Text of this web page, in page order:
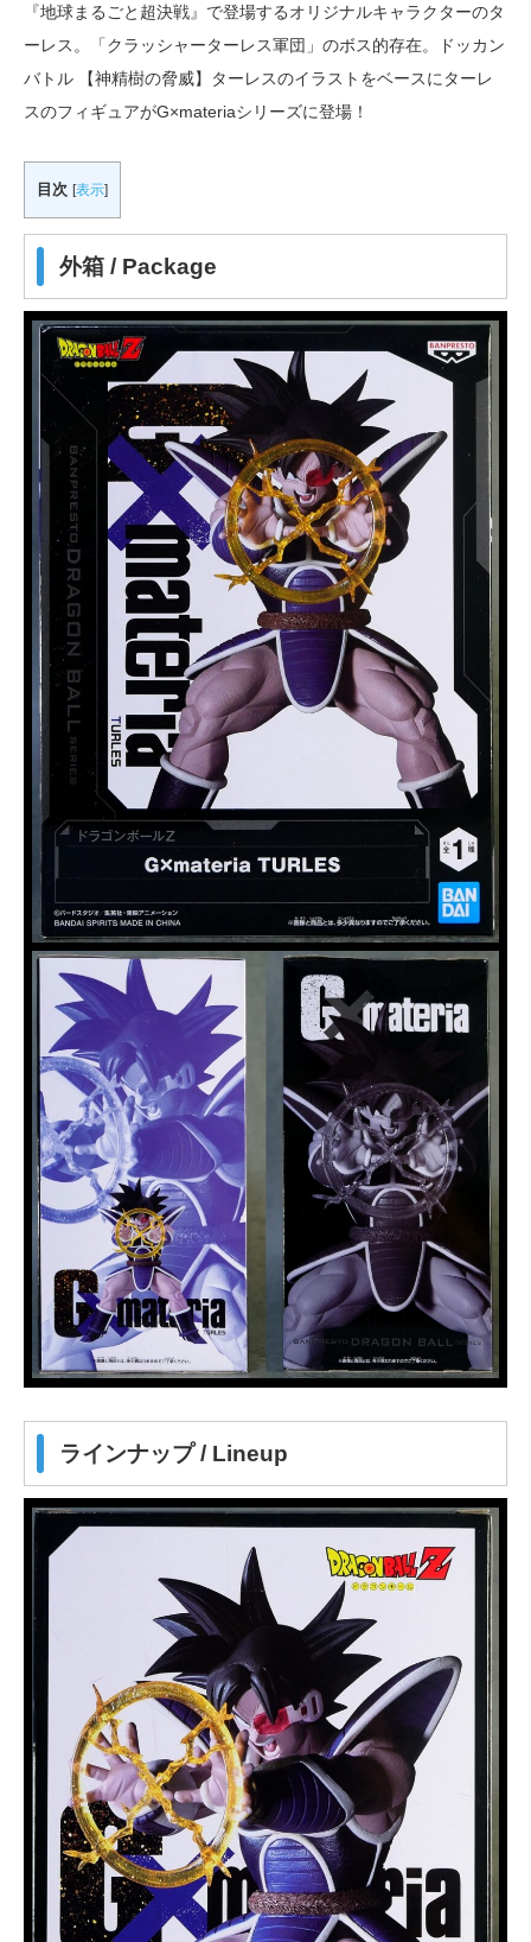
『地球まるごと超決戦』で登場するオリジナルキャラクターのタ
ーレス。「クラッシャーターレス軍団」のボス的存在。ドッカン
バトル 【神精樹の脅威】ターレスのイラストをベースにターレ
スのフィギュアがG×materiaシリーズに登場！
目次 [表示]
外箱 / Package
ラインナップ / Lineup